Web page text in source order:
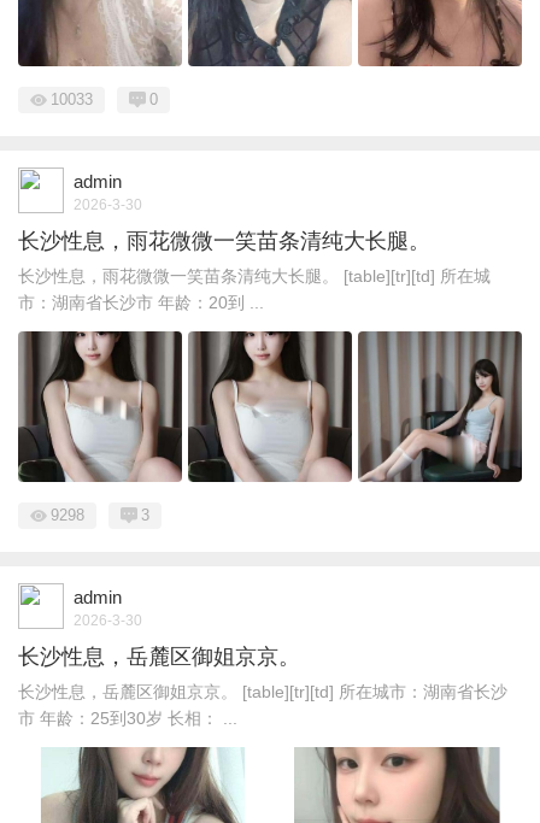
10033 0
admin
2026-3-30
长沙性息，雨花微微一笑苗条清纯大长腿。
长沙性息，雨花微微一笑苗条清纯大长腿。 [table][tr][td] 所在城
市：湖南省长沙市 年龄：20到 ...
9298 3
admin
2026-3-30
长沙性息，岳麓区御姐京京。
长沙性息，岳麓区御姐京京。 [table][tr][td] 所在城市：湖南省长沙
市 年龄：25到30岁 长相： ...